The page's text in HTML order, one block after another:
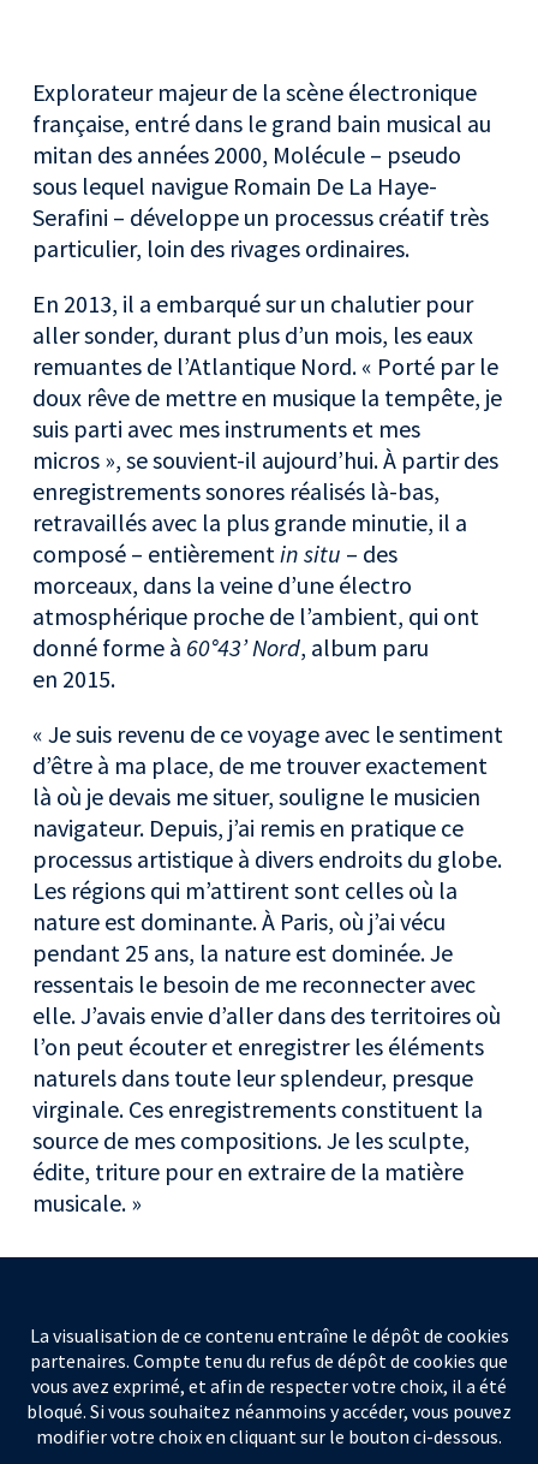
Explorateur majeur de la scène électronique
française, entré dans le grand bain musical au
mitan des années 2000, Molécule – pseudo
sous lequel navigue Romain De La Haye-
Serafini – développe un processus créatif très
particulier, loin des rivages ordinaires.
En 2013, il a embarqué sur un chalutier pour
aller sonder, durant plus d’un mois, les eaux
remuantes de l’Atlantique Nord. « Porté par le
doux rêve de mettre en musique la tempête, je
suis parti avec mes instruments et mes
micros », se souvient-il aujourd’hui. À partir des
enregistrements sonores réalisés là-bas,
retravaillés avec la plus grande minutie, il a
composé – entièrementin situ – des
morceaux, dans la veine d’une électro
atmosphérique proche de l’ambient, qui ont
donné forme à 60°43’ Nord, album paru
en 2015.
« Je suis revenu de ce voyage avec le sentiment
d’être à ma place, de me trouver exactement
là où je devais me situer, souligne le musicien
navigateur. Depuis, j’ai remis en pratique ce
processus artistique à divers endroits du globe.
Les régions qui m’attirent sont celles où la
nature est dominante. À Paris, où j’ai vécu
pendant 25 ans, la nature est dominée. Je
ressentais le besoin de me reconnecter avec
elle. J’avais envie d’aller dans des territoires où
l’on peut écouter et enregistrer les éléments
naturels dans toute leur splendeur, presque
virginale. Ces enregistrements constituent la
source de mes compositions. Je les sculpte,
édite, triture pour en extraire de la matière
musicale. »
La visualisation de ce contenu entraîne le dépôt de cookies
partenaires. Compte tenu du refus de dépôt de cookies que
vous avez exprimé, et afin de respecter votre choix, il a été
bloqué. Si vous souhaitez néanmoins y accéder, vous pouvez
modifier votre choix en cliquant sur le bouton ci-dessous.